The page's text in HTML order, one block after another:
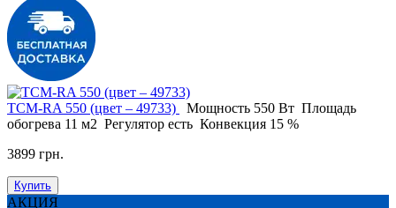
ТСМ-RA 550 (цвет – 49733) Мощность 550 Вт Площадь
обогрева 11 м2 Регулятор есть Конвекция 15 %
3899 грн.
Купить
АКЦИЯ